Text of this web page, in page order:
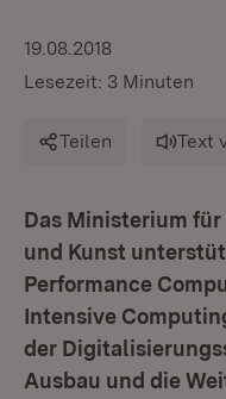
19.08.2018
Lesezeit: 3 Minuten
Teilen Text
Das Ministerium
und Kunst
Performance
Intensive
der
Ausbau und die